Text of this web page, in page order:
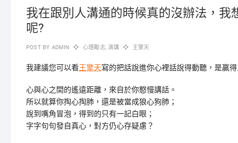
我在跟別人溝通的時候真的沒辦法，我
呢?
POST BY ADMIN 心理勵志,演講 王擎天
我建議您可以看王擎天寫的把話說進你心裡話說得動聽，是贏得
心與心之間的遙遠距離，來自於你憨慢講話。
所以就算你掏心掏肺，還是被當成狼心狗肺；
說到嘴角冒泡，得到的只有一記白眼；
字字句句發自真心，對方仍心存疑慮？